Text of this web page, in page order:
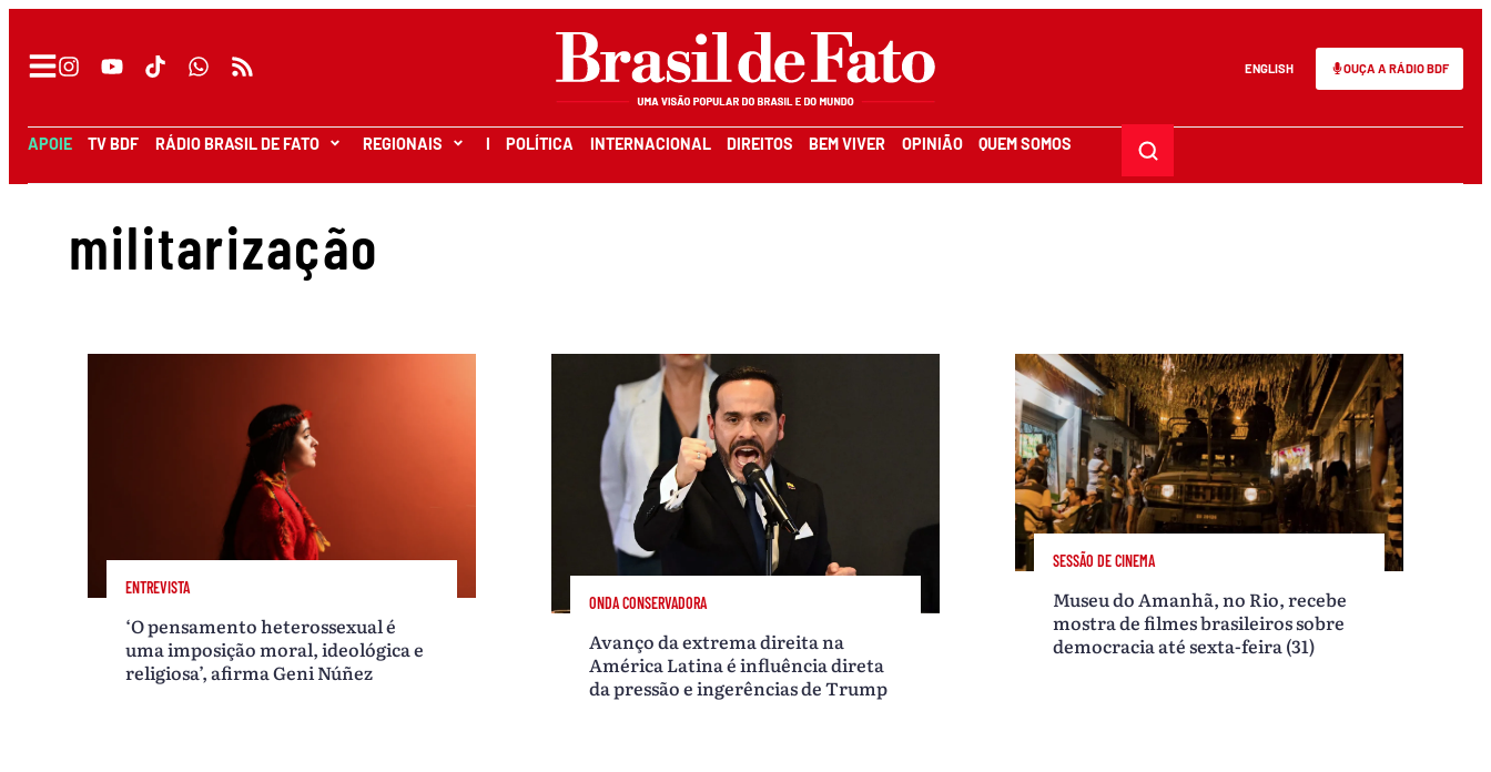
ENGLISH OUÇA A RÁDIO BDF
APOIE TV BDF RÁDIO BRASIL DE FATO REGIONAIS I POLÍTICA INTERNACIONAL DIREITOS BEM VIVER OPINIÃO QUEM SOMOS
militarização
ENTREVISTA
‘O pensamento heterossexual é
uma imposição moral, ideológica e
religiosa’, afirma Geni Núñez
ONDA CONSERVADORA
Avanço da extrema direita na
América Latina é influência direta
da pressão e ingerências de Trump
SESSÃO DE CINEMA
Museu do Amanhã, no Rio, recebe
mostra de filmes brasileiros sobre
democracia até sexta-feira (31)